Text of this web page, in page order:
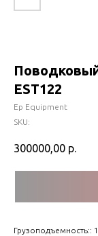
EST122
Ep Equipment
SKU:
300000,00 р.
Грузоподъемность::